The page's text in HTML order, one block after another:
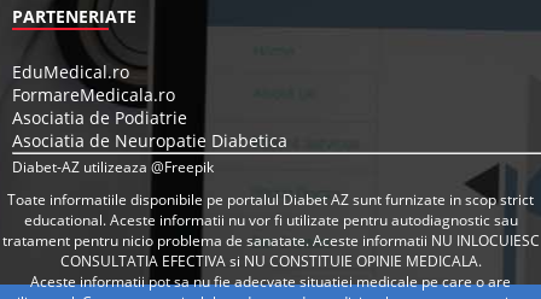
PARTENERIATE
EduMedical.ro
FormareMedicala.ro
Asociatia de Podiatrie
Asociatia de Neuropatie Diabetica
Diabet-AZ utilizeaza @Freepik
Toate informatiile disponibile pe portalul Diabet AZ sunt furnizate in scop strict
educational. Aceste informatii nu vor fi utilizate pentru autodiagnostic sau
tratament pentru nicio problema de sanatate. Aceste informatii NU INLOCUIESC
CONSULTATIA EFECTIVA si NU CONSTITUIE OPINIE MEDICALA.
Aceste informatii pot sa nu fie adecvate situatiei medicale pe care o are